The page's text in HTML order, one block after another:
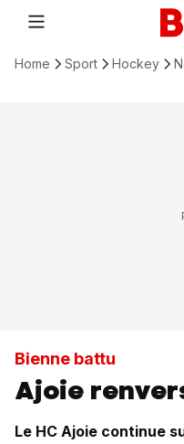
Home Sport Hockey
Bienne battu
Ajoie
Le HC Ajoie continue